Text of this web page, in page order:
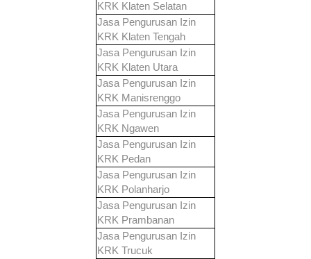
KRK Klaten Selatan
Jasa Pengurusan Izin
KRK Klaten Tengah
Jasa Pengurusan Izin
KRK Klaten Utara
Jasa Pengurusan Izin
KRK Manisrenggo
Jasa Pengurusan Izin
KRK Ngawen
Jasa Pengurusan Izin
KRK Pedan
Jasa Pengurusan Izin
KRK Polanharjo
Jasa Pengurusan Izin
KRK Prambanan
Jasa Pengurusan Izin
KRK Trucuk